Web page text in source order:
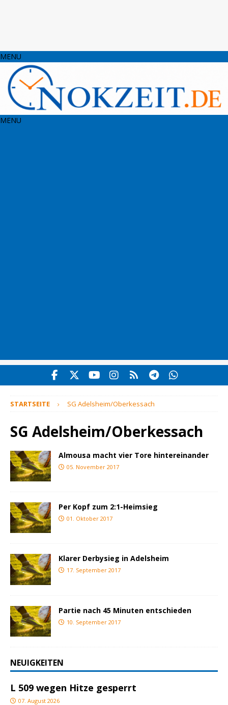
MENU
MENU
STARTSEITE SG Adelsheim/Oberkessach
SG Adelsheim/Oberkessach
Almousa macht vier Tore hintereinander
05. November 2017
Per Kopf zum 2:1-Heimsieg
01. Oktober 2017
Klarer Derbysieg in Adelsheim
17. September 2017
Partie nach 45 Minuten entschieden
10. September 2017
NEUIGKEITEN
L 509 wegen Hitze gesperrt
07. August 2026